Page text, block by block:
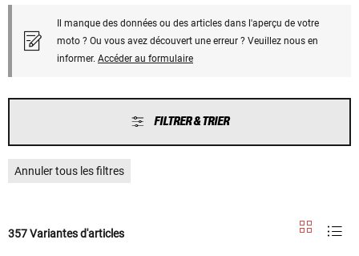
Il manque des données ou des articles dans l'aperçu de votre
moto ? Ou vous avez découvert une erreur ? Veuillez nous en
informer. Accéder au formulaire
FILTRER & TRIER
Annuler tous les filtres
357 Variantes d'articles